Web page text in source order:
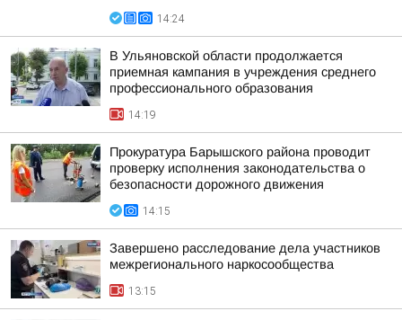
14:24
В Ульяновской области продолжается
приемная кампания в учреждения среднего
профессионального образования
14:19
Прокуратура Барышского района проводит
проверку исполнения законодательства о
безопасности дорожного движения
14:15
Завершено расследование дела участников
межрегионального наркосообщества
13:15